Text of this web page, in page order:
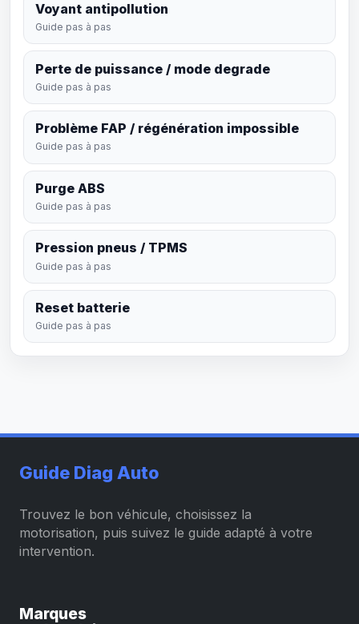
Voyant antipollution
Guide pas à pas
Perte de puissance / mode degrade
Guide pas à pas
Problème FAP / régénération impossible
Guide pas à pas
Purge ABS
Guide pas à pas
Pression pneus / TPMS
Guide pas à pas
Reset batterie
Guide pas à pas
Guide Diag Auto
Trouvez le bon véhicule, choisissez la
motorisation, puis suivez le guide adapté à votre
intervention.
Marques